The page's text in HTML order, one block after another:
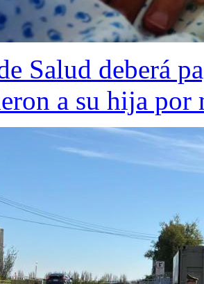
Salud deberá
a su hija